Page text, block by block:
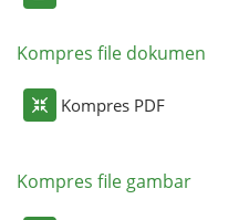
Kompres file dokumen
Kompres PDF
Kompres file gambar